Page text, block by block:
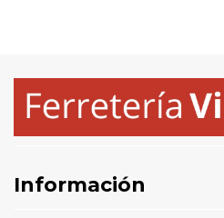
Información